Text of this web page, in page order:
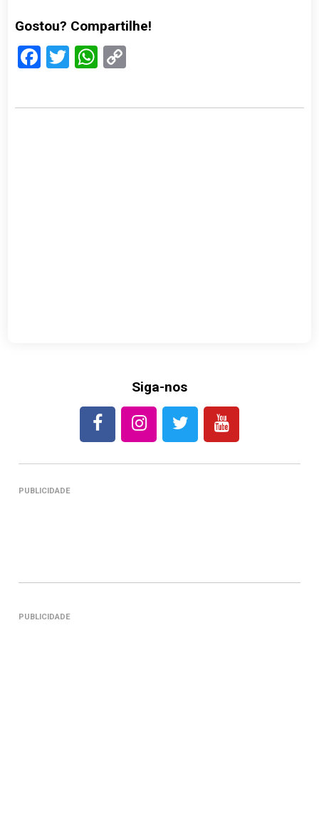
Gostou? Compartilhe!
Facebook
TwitterWhatsApp
Siga-nos
PUBLICIDADE
PUBLICIDADE